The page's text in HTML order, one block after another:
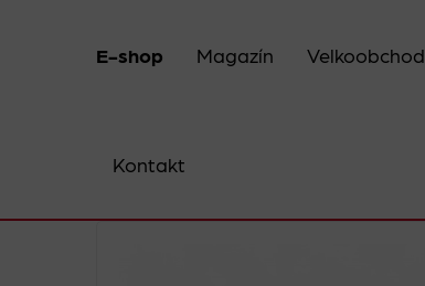
E-shop Magazín Velkoobchod
Kontakt
»Doplňky